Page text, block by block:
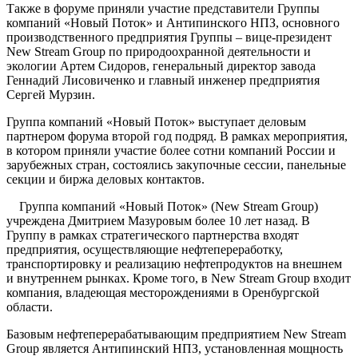
Также в форуме приняли участие представители Группы
компаний «Новый Поток» и Антипинского НПЗ, основного
производственного предприятия Группы – вице-президент
New Stream Group по природоохранной деятельности и
экологии Артем Сидоров, генеральный директор завода
Геннадий Лисовиченко и главный инженер предприятия
Сергей Мурзин.
Группа компаний «Новый Поток» выступает деловым
партнером форума второй год подряд. В рамках мероприятия,
в котором приняли участие более сотни компаний России и
зарубежных стран, состоялись закупочные сессии, панельные
секции и биржа деловых контактов.
Группа компаний «Новый Поток» (New Stream Group)
учреждена Дмитрием Мазуровым более 10 лет назад. В
Группу в рамках стратегического партнерства входят
предприятия, осуществляющие нефтепереработку,
транспортировку и реализацию нефтепродуктов на внешнем
и внутреннем рынках. Кроме того, в New Stream Group входит
компания, владеющая месторождениями в Оренбургской
области.
Базовым нефтеперерабатывающим предприятием New Stream
Group является Антипинский НПЗ, установленная мощность